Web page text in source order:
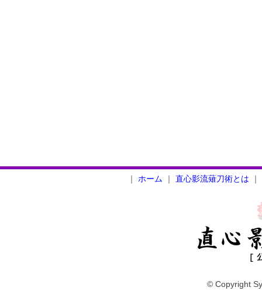
｜ ホーム ｜ 直心影流薙刀術とは ｜
© Copyright